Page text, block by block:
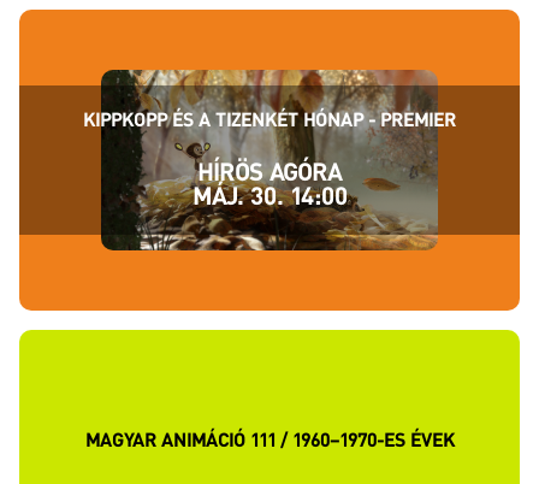
KIPPKOPP ÉS A TIZENKÉT HÓNAP - PREMIER
HÍRÖS AGÓRA
MÁJ. 30. 14:00
MAGYAR ANIMÁCIÓ 111 / 1960–1970-ES ÉVEK